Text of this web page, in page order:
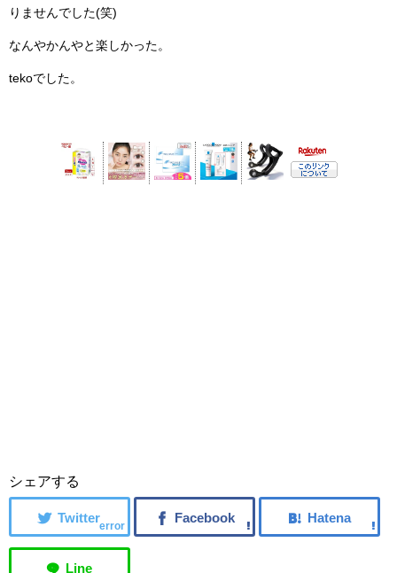
りませんでした(笑)
なんやかんやと楽しかった。
tekoでした。
シェアする
error